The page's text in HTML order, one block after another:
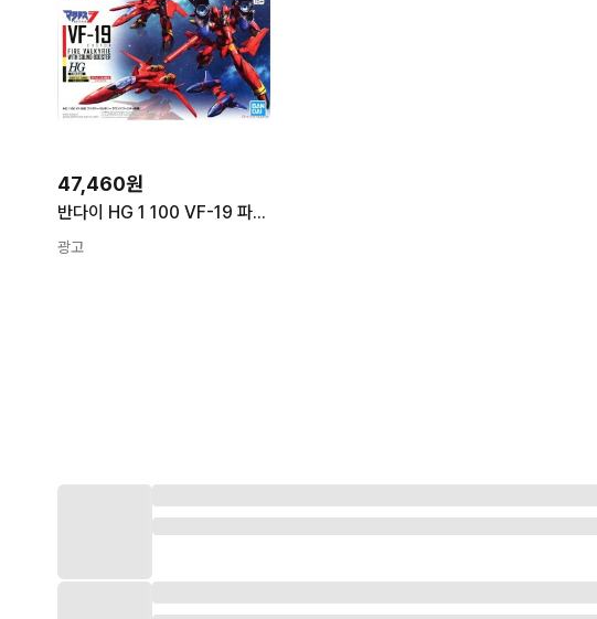
47,460원
반다이 HG 1 100 VF-19 파이어 발키리 사운드 부스터 건담 1개
광고